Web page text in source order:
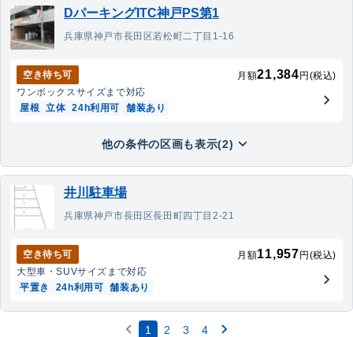
DパーキングITC神戸PS第1
兵庫県神戸市長田区若松町二丁目1-16
空き待ち可 月額21,384 円(税込)
ワンボックスサイズまで対応
屋根 立体 24h利用可 舗装あり
他の条件の区画も表示(2)
井川駐車場
兵庫県神戸市長田区長田町四丁目2-21
空き待ち可 月額11,957 円(税込)
大型車・SUVサイズまで対応
平置き
24h利用可 舗装あり
1 2 3 4